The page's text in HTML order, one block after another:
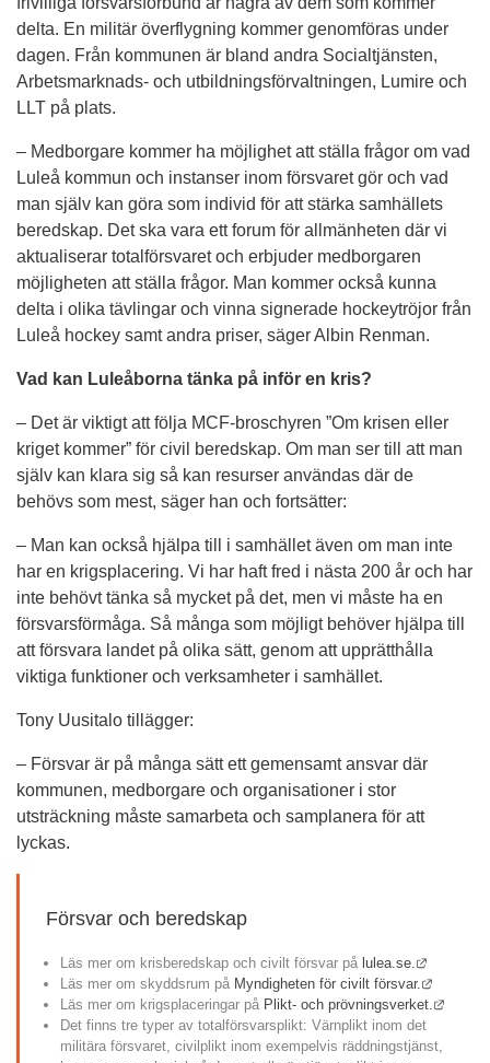
delta. En militär överflygning kommer genomföras under
dagen. Från kommunen är bland andra Socialtjänsten,
Arbetsmarknads- och utbildningsförvaltningen, Lumire och
LLT på plats.
– Medborgare kommer ha möjlighet att ställa frågor om vad
Luleå kommun och instanser inom försvaret gör och vad
man själv kan göra som individ för att stärka samhällets
beredskap. Det ska vara ett forum för allmänheten där vi
aktualiserar totalförsvaret och erbjuder medborgaren
möjligheten att ställa frågor. Man kommer också kunna
delta i olika tävlingar och vinna signerade hockeytröjor från
Luleå hockey samt andra priser, säger Albin Renman.
Vad kan Luleåborna tänka på inför en kris?
– Det är viktigt att följa MCF-broschyren ”Om krisen eller
kriget kommer” för civil beredskap. Om man ser till att man
själv kan klara sig så kan resurser användas där de
behövs som mest, säger han och fortsätter:
– Man kan också hjälpa till i samhället även om man inte
har en krigsplacering. Vi har haft fred i nästa 200 år och har
inte behövt tänka så mycket på det, men vi måste ha en
försvarsförmåga. Så många som möjligt behöver hjälpa till
att försvara landet på olika sätt, genom att upprätthålla
viktiga funktioner och verksamheter i samhället.
Tony Uusitalo tillägger:
– Försvar är på många sätt ett gemensamt ansvar där
kommunen, medborgare och organisationer i stor
utsträckning måste samarbeta och samplanera för att
lyckas.
Försvar och beredskap
Läs mer om krisberedskap och civilt försvar på lulea.se.
Länk till
Läs mer om skyddsrum på Myndigheten för civilt försvar.
Länk till
Läs mer om krigsplaceringar på Plikt- och prövningsverket.
Länk
Det finns tre typer av totalförsvarsplikt: Värnplikt inom det
militära försvaret, civilplikt inom exempelvis räddningstjänst,